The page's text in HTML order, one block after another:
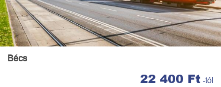
Bécs
22 400 Ft -tól